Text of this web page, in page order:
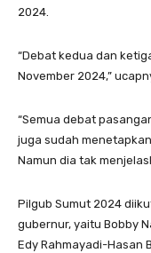
2024.
“Debat kedua dan
November 2024,”
“Semua debat
juga sudah
Namun dia tak
Pilgub Sumut 2024
gubernur, yaitu Bobby
Edy Rahmayadi-Hasan